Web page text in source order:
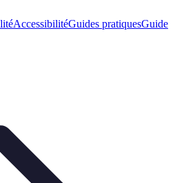
AccessibilitéGuides pratiquesGuide